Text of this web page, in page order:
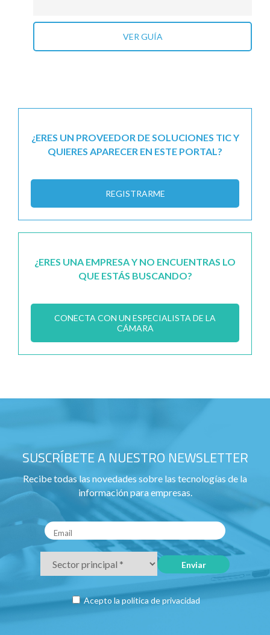
VER GUÍA
¿ERES UN PROVEEDOR DE SOLUCIONES TIC Y
QUIERES APARECER EN ESTE PORTAL?
REGISTRARME
¿ERES UNA EMPRESA Y NO ENCUENTRAS LO
QUE ESTÁS BUSCANDO?
CONECTA CON UN ESPECIALISTA DE LA
CÁMARA
SUSCRÍBETE A NUESTRO NEWSLETTER
Recibe todas las novedades sobre las tecnologías de la
información para empresas.
Acepto la política de privacidad